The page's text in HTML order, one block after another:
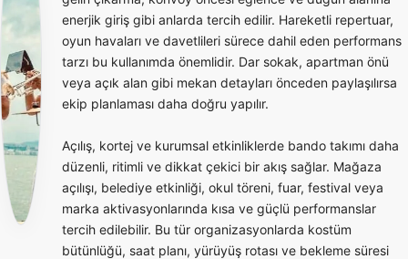
enerjik giriş gibi anlarda tercih edilir. Hareketli repertuar,
oyun havaları ve davetlileri sürece dahil eden performans
tarzı bu kullanımda önemlidir. Dar sokak, apartman önü
veya açık alan gibi mekan detayları önceden paylaşılırsa
ekip planlaması daha doğru yapılır.
Açılış, kortej ve kurumsal etkinliklerde bando takımı daha
düzenli, ritimli ve dikkat çekici bir akış sağlar. Mağaza
açılışı, belediye etkinliği, okul töreni, fuar, festival veya
marka aktivasyonlarında kısa ve güçlü performanslar
tercih edilebilir. Bu tür organizasyonlarda kostüm
bütünlüğü, saat planı, yürüyüş rotası ve bekleme süresi